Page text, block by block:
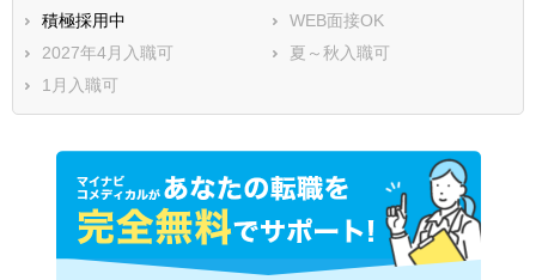
積極採用中
WEB面接OK
2027年4月入職可
夏～秋入職可
1月入職可